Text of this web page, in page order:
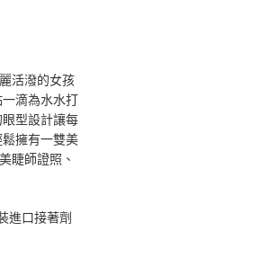
活潑的女孩
滴為水水打
型設計讓每
擁有一雙美
睫師證照、
進口接著劑